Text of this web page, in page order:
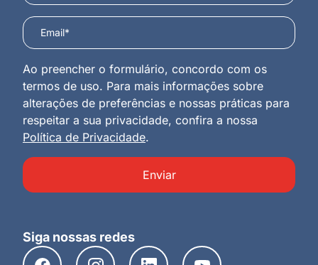
Ao preencher o formulário, concordo com os
termos de uso. Para mais informações sobre
alterações de preferências e nossas práticas para
respeitar a sua privacidade, confira a nossa
Política de Privacidade.
Enviar
Siga nossas redes